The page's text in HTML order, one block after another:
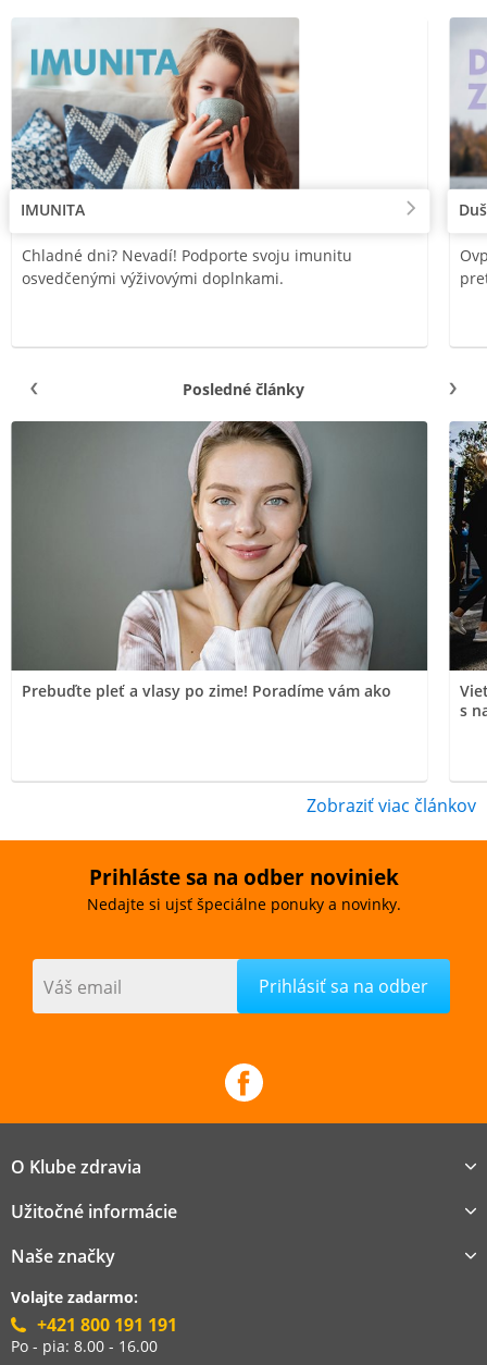
IMUNITA
Chladné dni? Nevadí! Podporte svoju imunitu
osvedčenými výživovými doplnkami.
Posledné články
Prebuďte pleť a vlasy po zime! Poradíme vám ako
s
Zobraziť viac článkov
Prihláste sa na odber noviniek
Nedajte si ujsť špeciálne ponuky a novinky.
Váš email
O Klube zdravia
Užitočné informácie
Naše značky
Volajte zadarmo:
+421 800 191 191
Po - pia: 8.00 - 16.00